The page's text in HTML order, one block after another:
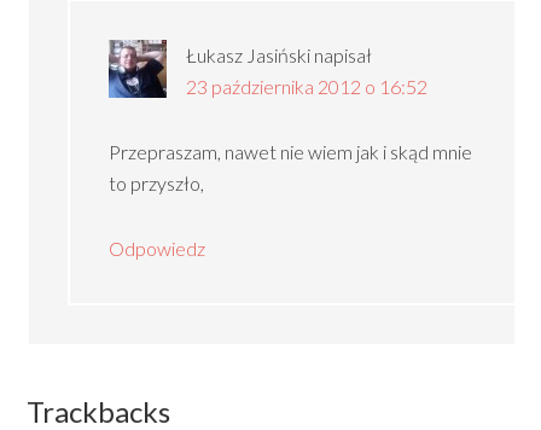
Łukasz Jasiński napisał
23 października 2012 o 16:52
Przepraszam, nawet nie wiem jak i skąd mnie
to przyszło,
Odpowiedz
Trackbacks